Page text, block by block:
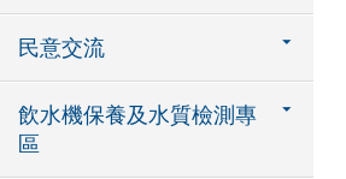
民意交流
飲水機保養及水質檢測專
區